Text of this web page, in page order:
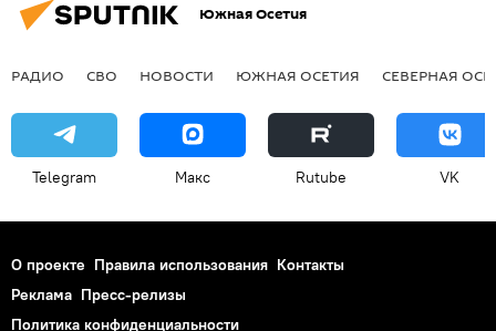
Южная Осетия
РАДИО СВО НОВОСТИ ЮЖНАЯ ОСЕТИЯ СЕВЕРНАЯ
Telegram Макс Rutube VK
О проекте Правила использования Контакты
Реклама Пресс-релизы
Политика конфиденциальности